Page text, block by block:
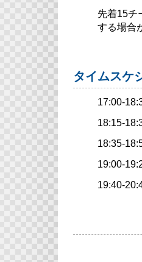
先着15チ
する場合
タイムスケ
17:00-
18:15-
18:35-
19:00-
19:40-